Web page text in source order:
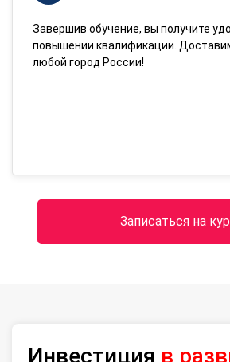
Завершив обучение, вы получите
повышении квалификации.
любой город России!
Записаться на
Инвестиция в